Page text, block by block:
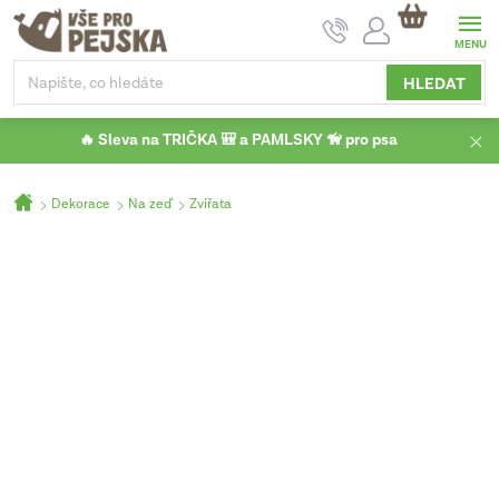
Přejít
obsah
HLEDAT
NÁKUPNÍ
KOŠÍK
🔥 Sleva na TRIČKA 🎒 a PAMLSKY 🦮 pro psa
DomůDekorace Na zeď Zvířata